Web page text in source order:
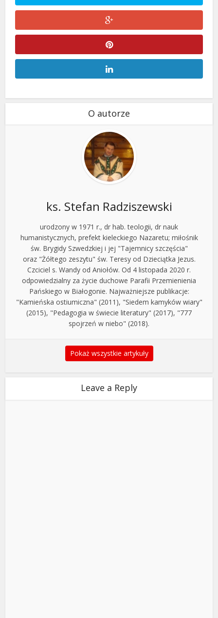
O autorze
ks. Stefan Radziszewski
urodzony w 1971 r., dr hab. teologii, dr nauk
humanistycznych, prefekt kieleckiego Nazaretu; miłośnik
św. Brygidy Szwedzkiej i jej "Tajemnicy szczęścia"
oraz "Żółtego zeszytu" św. Teresy od Dzieciątka Jezus.
Czciciel s. Wandy od Aniołów. Od 4 listopada 2020 r.
odpowiedzialny za życie duchowe Parafii Przemienienia
Pańskiego w Białogonie. Najważniejsze publikacje:
"Kamieńska ostiumiczna" (2011), "Siedem kamyków wiary"
(2015), "Pedagogia w świecie literatury" (2017), "777
spojrzeń w niebo" (2018).
Pokaż wszystkie artykuły
Leave a Reply